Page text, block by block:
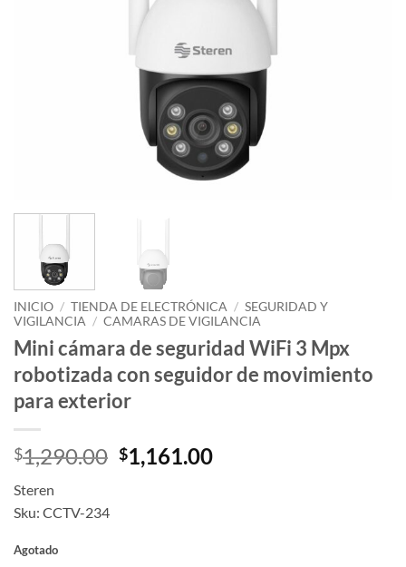
INICIO / TIENDA DE ELECTRÓNICA / SEGURIDAD Y
VIGILANCIA / CAMARAS DE VIGILANCIA
Mini cámara de seguridad WiFi 3 Mpx
robotizada con seguidor de movimiento
para exterior
$1,290.00 Original
price
$1,161.00Current
Steren
Sku: CCTV-234
Agotado